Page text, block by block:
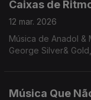
Caixas de
12 mar. 2026
Música de Anadol &
George Silver&
Música Que